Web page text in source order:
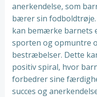
anerkendelse, som
bærer sin
kan bemærke barnets
sporten og opmuntre
bestræbelser. Dette
positiv spiral, hvor
forbedrer sine
succes og